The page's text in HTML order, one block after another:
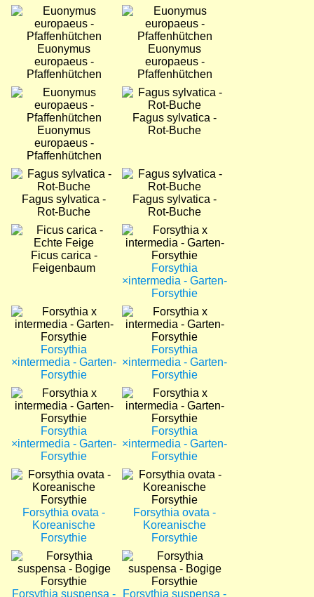
Bild
Euonymus
europaeus -
Pfaffenhütchen
Bild
Euonymus
europaeus -
Pfaffenhütchen
Bild
Euonymus
europaeus -
Pfaffenhütchen
Bild
Fagus sylvatica -
Rot-Buche
Bild
Fagus sylvatica -
Rot-Buche
Bild
Fagus sylvatica -
Rot-Buche
Bild
Ficus carica -
Feigenbaum
Bild
Forsythia
×intermedia - Garten-
Forsythie
Bild
Forsythia
×intermedia - Garten-
Forsythie
Bild
Forsythia
×intermedia - Garten-
Forsythie
Bild
Forsythia
×intermedia - Garten-
Forsythie
Bild
Forsythia
×intermedia - Garten-
Forsythie
Bild
Forsythia ovata -
Koreanische
Forsythie
Bild
Forsythia ovata -
Koreanische
Forsythie
Bild
Forsythia suspensa -
Bild
Forsythia suspensa -